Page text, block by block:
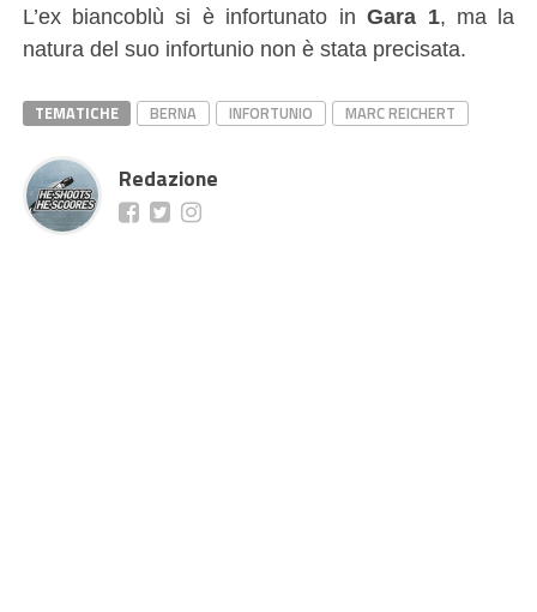
L’ex biancoblù si è infortunato inGara 1, ma la
natura del suo infortunio non è stata precisata.
TEMATICHE BERNA INFORTUNIO MARC REICHERT
Redazione